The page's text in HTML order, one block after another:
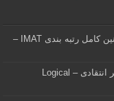
نحوه رتبه بندی داوطلبان در آزمون آیمت ایتالیا؛ قوانین کامل رتبه بندی IMAT –
نمونه سوالات آیمت ایتالیا – استدلال و منطق – تفکر انتقادی – Logical